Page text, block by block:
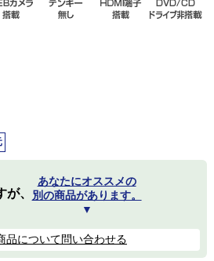
が、
あなたにオススメの
別の商品があります。
▼
品について問い合わせる